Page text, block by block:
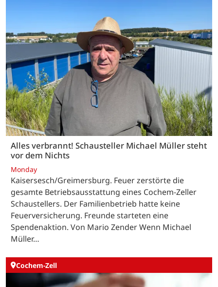
Alles verbrannt! Schausteller Michael Müller steht
vor dem Nichts
Monday
Kaisersesch/Greimersburg. Feuer zerstörte die
gesamte Betriebsausstattung eines Cochem-Zeller
Schaustellers. Der Familienbetrieb hatte keine
Feuerversicherung. Freunde starteten eine
Spendenaktion. Von Mario Zender Wenn Michael
Müller…
Cochem-Zell